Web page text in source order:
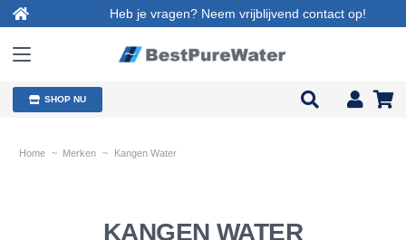
Heb je vragen? Neem vrijblijvend contact op!
SHOP NU
Home ~ Merken ~ Kangen Water
KANGEN WATER